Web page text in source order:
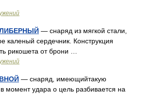
— снаряд из мягкой стали,
каленый сердечник. Конструкция
рикошета от брони …
— снаряд, имеющийтакую
момент удара о цель разбивается на